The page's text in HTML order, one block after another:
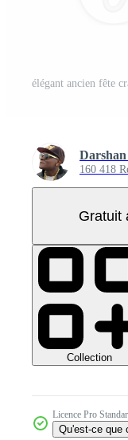
élégant ancien fête
160 418
Gratuit
Collection
Licence Pro
Qu'est-ce que